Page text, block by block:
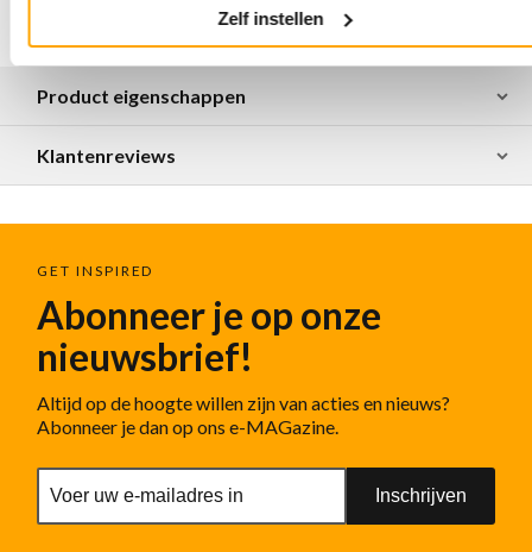
Zelf instellen
Product eigenschappen
Klantenreviews
GET INSPIRED
Abonneer je op onze
nieuwsbrief!
Altijd op de hoogte willen zijn van acties en nieuws?
Abonneer je dan op ons e-MAGazine.
Inschrijven